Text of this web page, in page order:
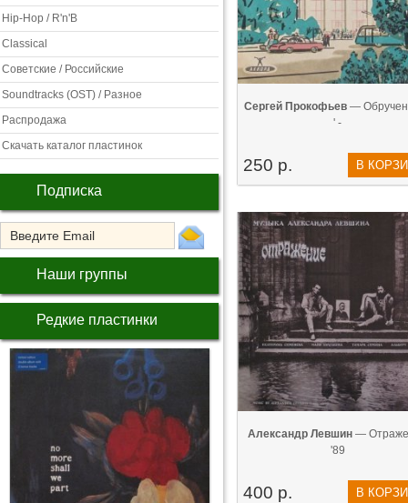
Hip-Hop / R'n'B
Classical
Советские / Российские
Soundtracks (OST) / Разное
Распродажа
Скачать каталог пластинок
Подписка
Наши группы
Редкие пластинки
Сергей Прокофьев—
' -
250 р. В
Александр Левшин—
'89
400 р. В